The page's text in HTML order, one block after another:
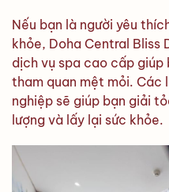
Nếu bạn là người yêu
khỏe, Doha Central Bliss
dịch vụ spa cao cấp giúp
tham quan mệt mỏi. Các
nghiệp sẽ giúp bạn giải
lượng và lấy lại sức khỏe.